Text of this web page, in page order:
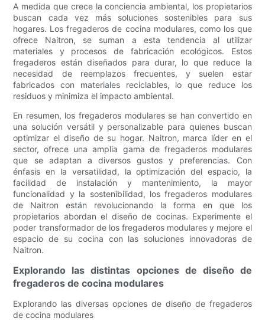
A medida que crece la conciencia ambiental, los propietarios
buscan cada vez más soluciones sostenibles para sus
hogares. Los fregaderos de cocina modulares, como los que
ofrece Naitron, se suman a esta tendencia al utilizar
materiales y procesos de fabricación ecológicos. Estos
fregaderos están diseñados para durar, lo que reduce la
necesidad de reemplazos frecuentes, y suelen estar
fabricados con materiales reciclables, lo que reduce los
residuos y minimiza el impacto ambiental.
En resumen, los fregaderos modulares se han convertido en
una solución versátil y personalizable para quienes buscan
optimizar el diseño de su hogar. Naitron, marca líder en el
sector, ofrece una amplia gama de fregaderos modulares
que se adaptan a diversos gustos y preferencias. Con
énfasis en la versatilidad, la optimización del espacio, la
facilidad de instalación y mantenimiento, la mayor
funcionalidad y la sostenibilidad, los fregaderos modulares
de Naitron están revolucionando la forma en que los
propietarios abordan el diseño de cocinas. Experimente el
poder transformador de los fregaderos modulares y mejore el
espacio de su cocina con las soluciones innovadoras de
Naitron.
Explorando las distintas opciones de diseño de
fregaderos de cocina modulares
Explorando las diversas opciones de diseño de fregaderos
de cocina modulares